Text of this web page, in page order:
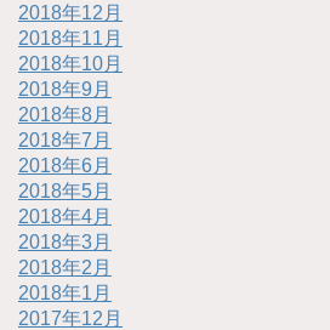
2018年12月
2018年11月
2018年10月
2018年9月
2018年8月
2018年7月
2018年6月
2018年5月
2018年4月
2018年3月
2018年2月
2018年1月
2017年12月